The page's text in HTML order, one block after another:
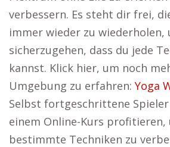
verbessern. Es steht dir frei,
immer wieder zu wiederholen,
sicherzugehen, dass du jede
kannst. Klick hier, um noch
Umgebung zu erfahren: Yoga
Selbst fortgeschrittene
einem Online-Kurs profitieren,
bestimmte Techniken zu